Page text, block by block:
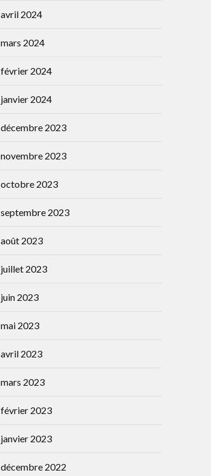
avril 2024
mars 2024
février 2024
janvier 2024
décembre 2023
novembre 2023
octobre 2023
septembre 2023
août 2023
juillet 2023
juin 2023
mai 2023
avril 2023
mars 2023
février 2023
janvier 2023
décembre 2022